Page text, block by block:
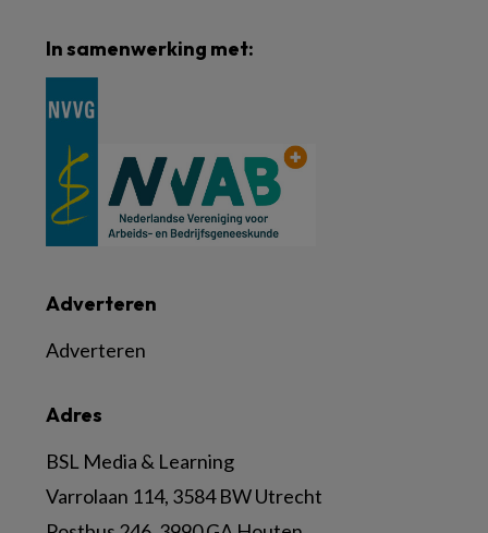
Adres
BSL Media & Learning
Varrolaan 114, 3584 BW Utrecht
Adverteren
Adverteren
In samenwerking met: